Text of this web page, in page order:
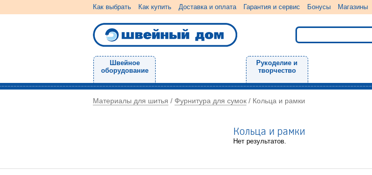
Как выбрать Как купить Доставка и оплата Гарантия и сервис Бонусы Магазины
Швейное
оборудование
Рукоделие и
творчество
Материалы для шитья / Фурнитура для сумок / Кольца и рамки
Кольца и рамки
Нет результатов.